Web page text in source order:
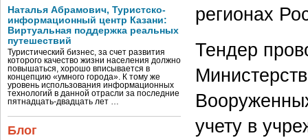
Наталья Абрамович, Туристско-
информационный центр Казани:
Виртуальная поддержка реальных
путешествий
Туристический бизнес, за счет развития
которого качество жизни населения должно
повышаться, хорошо вписывается в
концепцию «умного города». К тому же
уровень использования информационных
технологий в данной отрасли за последние
пятнадцать-двадцать лет …
Блог
регионах
Тендер
учету в